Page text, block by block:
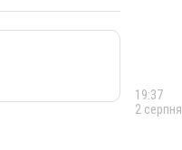
19:37
2 серпня